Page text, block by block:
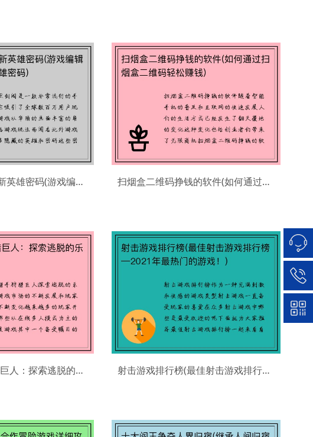
探索守卫剑阁全新英雄密码(游戏编辑专注于探索新英雄密码) 扫烟盒二维码挣钱的软件(如何通过扫烟盒二维码轻松赚钱)
巨人的猎手(狩猎巨人：探索逃脱的乐趣) 射击游戏排行榜(最佳射击游戏排行榜—2021年最热门的游戏！)